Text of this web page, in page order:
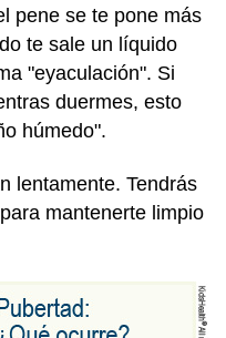
pene se te pone más
te sale un líquido
"eyaculación". Si
duermes, esto
húmedo".
lentamente. Tendrás
mantenerte limpio